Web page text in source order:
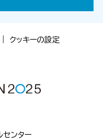
クッキーの設定
センター